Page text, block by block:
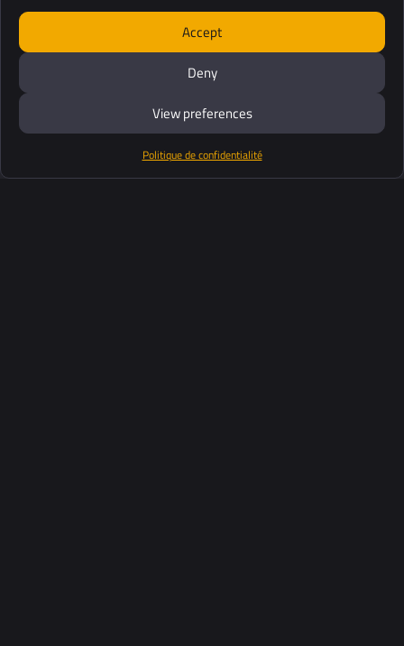
Accept
Deny
View preferences
Politique de confidentialité